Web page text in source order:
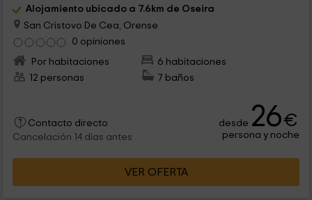
Alojamiento ubicado a 7.6km de Oseira
San Cristovo De Cea, Orense
0 opiniones
Por habitaciones
6 habitaciones
12 personas
7 baños
Contacto directo
Cancelación 14 días antes
desde 26€
persona y noche
VER OFERTA